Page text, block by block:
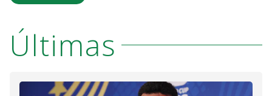
Últimas